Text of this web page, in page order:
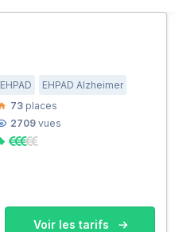
EHPAD
EHPAD Alzheimer
73 places
2709 vues
Voir les tarifs